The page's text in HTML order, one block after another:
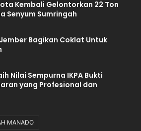
Kembali Gelontorkan 22 Ton
Senyum Sumringah
Bagikan Coklat Untuk
Nilai Sempurna IKPA Bukti
yang Profesional dan
MANADO